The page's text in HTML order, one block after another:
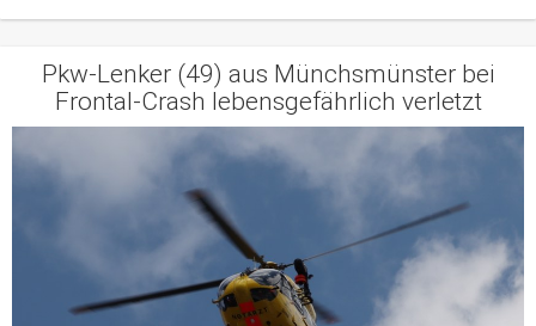
Pkw-Lenker (49) aus Münchsmünster bei
Frontal-Crash lebensgefährlich verletzt